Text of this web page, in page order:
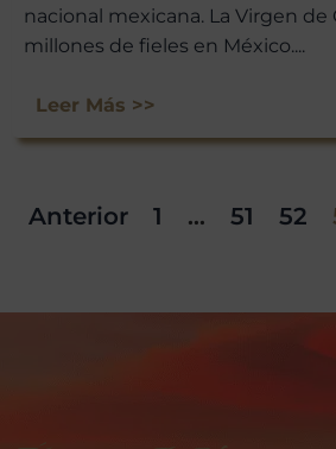
nacional mexicana. La Virgen
millones de fieles en México....
Leer Más >>
Anterior 1 … 51 52